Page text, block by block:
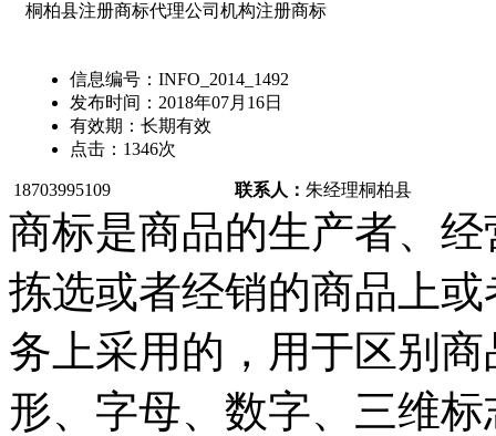
桐柏县注册商标代理公司机构注册商标
信息编号： INFO_2014_1492
发布时间： 2018年07月16日
有效期： 长期有效
点击： 1346次
18703995109 联系人： 朱经理桐柏县
商标是商品的生产者、
拣选或者经销的商品上
务上采用的，用于区别
形、字母、数字、三维